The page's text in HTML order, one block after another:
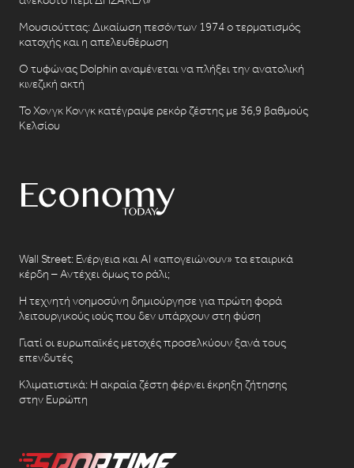
Μουσιούττας: Δικαίωση πεσόντων 1974 ο τερματισμός
κατοχής και η απελευθέρωση
Ο τυφώνας Dolphin αναμένεται να πλήξει την ανατολική
κινεζική ακτή
Το Χονγκ Κονγκ κατέγραψε ρεκόρ ζέστης με 36,9 βαθμούς
Κελσίου
Wall Street: Ενέργεια και AI «απογειώνουν» τα εταιρικά
κέρδη – Αντέχει όμως το ράλι;
Η τεχνητή νοημοσύνη δημιούργησε για πρώτη φορά
λειτουργικούς ιούς που δεν υπάρχουν στη φύση
Γιατί οι ευρωπαϊκές μετοχές προσελκύουν ξανά τους
επενδυτές
Κλιματιστικά: Η ακραία ζέστη φέρνει έκρηξη ζήτησης
στην Ευρώπη